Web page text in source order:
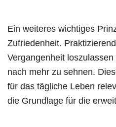
Ein weiteres wichtiges
Zufriedenheit.
Vergangenheit
nach mehr zu sehnen.
für das tägliche Leben
die Grundlage für die